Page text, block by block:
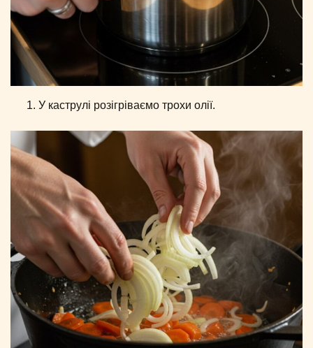
У каструлі розігріваємо трохи олії.